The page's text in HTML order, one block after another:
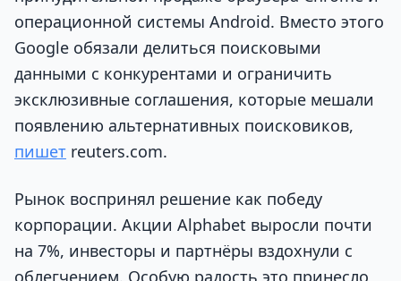
операционной системы Android. Вместо этого
Google обязали делиться поисковыми
данными с конкурентами и ограничить
эксклюзивные соглашения, которые мешали
появлению альтернативных поисковиков,
пишет reuters.com.
Рынок воспринял решение как победу
корпорации. Акции Alphabet выросли почти
на 7%, инвесторы и партнёры вздохнули с
облегчением. Особую радость это принесло